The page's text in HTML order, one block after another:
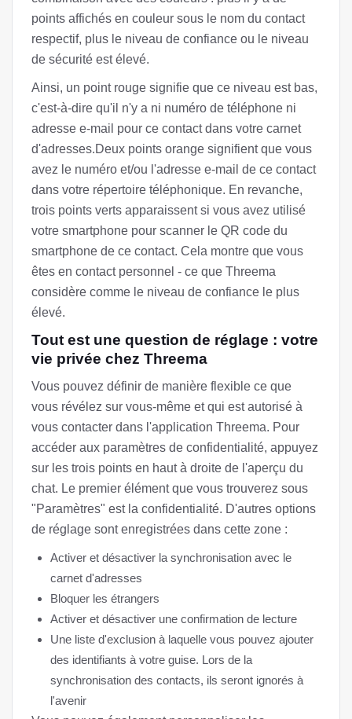
points affichés en couleur sous le nom du contact
respectif, plus le niveau de confiance ou le niveau
de sécurité est élevé.
Ainsi, un point rouge signifie que ce niveau est bas,
c'est-à-dire qu'il n'y a ni numéro de téléphone ni
adresse e-mail pour ce contact dans votre carnet
d'adresses.Deux points orange signifient que vous
avez le numéro et/ou l'adresse e-mail de ce contact
dans votre répertoire téléphonique. En revanche,
trois points verts apparaissent si vous avez utilisé
votre smartphone pour scanner le QR code du
smartphone de ce contact. Cela montre que vous
êtes en contact personnel - ce que Threema
considère comme le niveau de confiance le plus
élevé.
Tout est une question de réglage : votre
vie privée chez Threema
Vous pouvez définir de manière flexible ce que
vous révélez sur vous-même et qui est autorisé à
vous contacter dans l'application Threema. Pour
accéder aux paramètres de confidentialité, appuyez
sur les trois points en haut à droite de l'aperçu du
chat. Le premier élément que vous trouverez sous
"Paramètres" est la confidentialité. D'autres options
de réglage sont enregistrées dans cette zone :
Activer et désactiver la synchronisation avec le
carnet d'adresses
Bloquer les étrangers
Activer et désactiver une confirmation de lecture
Une liste d'exclusion à laquelle vous pouvez ajouter
des identifiants à votre guise. Lors de la
synchronisation des contacts, ils seront ignorés à
l'avenir